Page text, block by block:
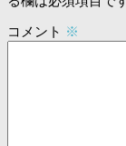
コメント ※